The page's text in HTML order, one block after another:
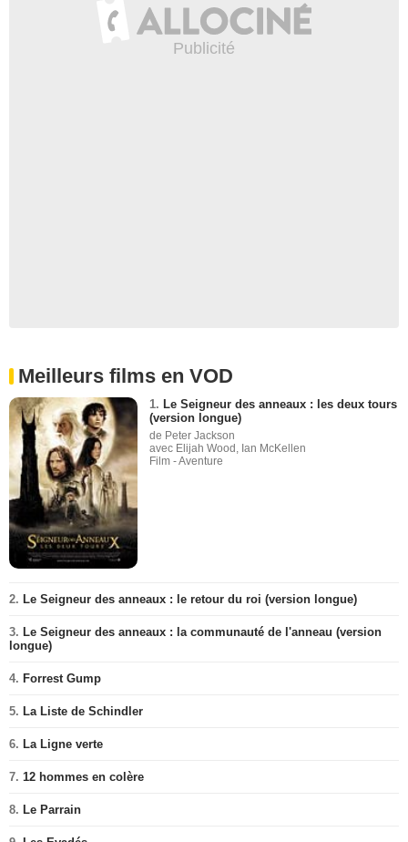
Meilleurs films en VOD
1. Le Seigneur des anneaux : les deux tours
(version longue)
de Peter Jackson
avec Elijah Wood, Ian McKellen
Film - Aventure
2. Le Seigneur des anneaux : le retour du roi (version longue)
3. Le Seigneur des anneaux : la communauté de l'anneau (version
longue)
4. Forrest Gump
5. La Liste de Schindler
6. La Ligne verte
7. 12 hommes en colère
8. Le Parrain